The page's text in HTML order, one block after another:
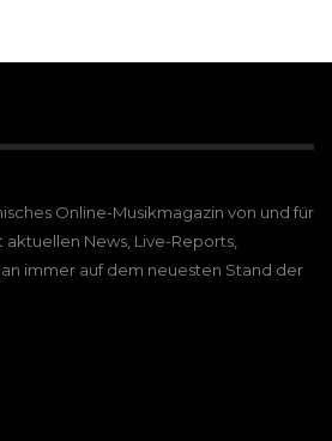
Online-Musikmagazin von und für
aktuellen News, Live-Reports,
immer auf dem neuesten Stand der